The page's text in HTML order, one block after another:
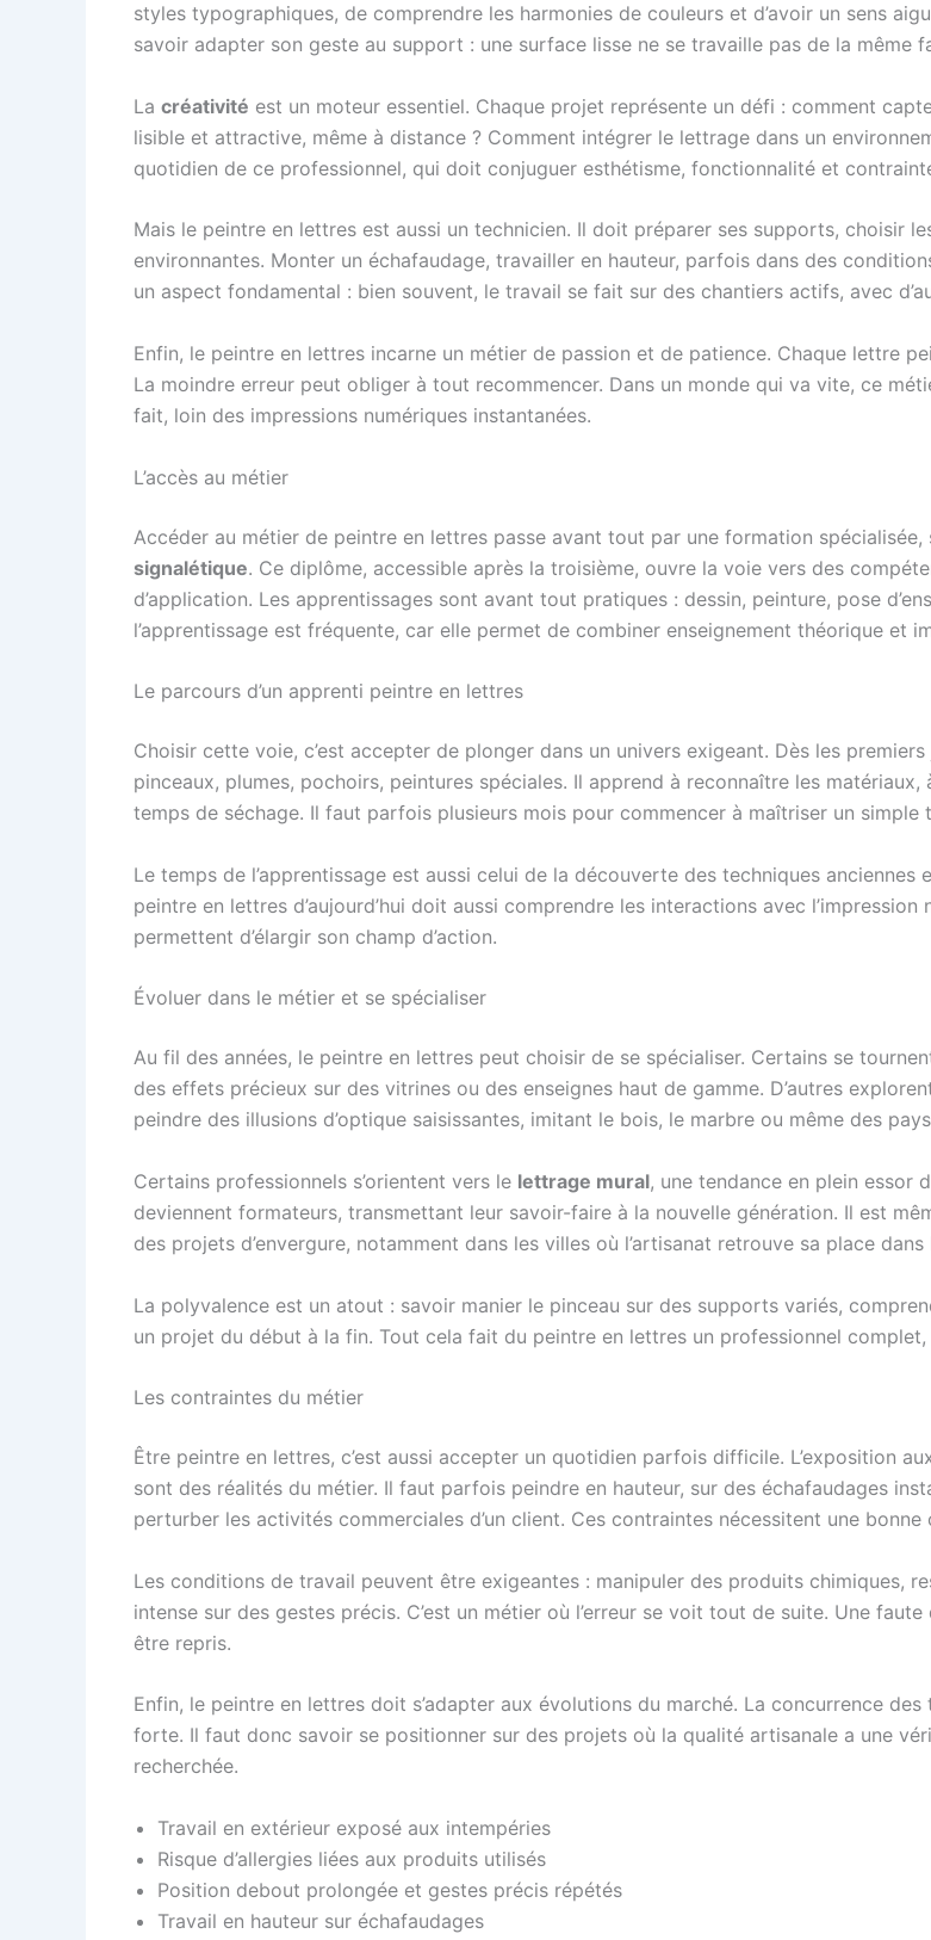
styles typographiques, de comprendre les harmonies de couleurs et d’avoir un sens
savoir adapter son geste au support : une surface lisse ne se travaille pas de la même
La créativité est un moteur essentiel. Chaque projet représente un défi : comment
lisible et attractive, même à distance ? Comment intégrer le lettrage dans un
quotidien de ce professionnel, qui doit conjuguer esthétisme, fonctionnalité et
Mais le peintre en lettres est aussi un technicien. Il doit préparer ses supports, choisir
environnantes. Monter un échafaudage, travailler en hauteur, parfois dans des
un aspect fondamental : bien souvent, le travail se fait sur des chantiers actifs, avec
Enfin, le peintre en lettres incarne un métier de passion et de patience. Chaque lettre
La moindre erreur peut obliger à tout recommencer. Dans un monde qui va vite, ce
fait, loin des impressions numériques instantanées.
L’accès au métier
Accéder au métier de peintre en lettres passe avant tout par une formation spécialisée,
signalétique. Ce diplôme, accessible après la troisième, ouvre la voie vers des
d’application. Les apprentissages sont avant tout pratiques : dessin, peinture, pose
l’apprentissage est fréquente, car elle permet de combiner enseignement théorique et
Le parcours d’un apprenti peintre en lettres
Choisir cette voie, c’est accepter de plonger dans un univers exigeant. Dès les
pinceaux, plumes, pochoirs, peintures spéciales. Il apprend à reconnaître les
temps de séchage. Il faut parfois plusieurs mois pour commencer à maîtriser un
Le temps de l’apprentissage est aussi celui de la découverte des techniques
peintre en lettres d’aujourd’hui doit aussi comprendre les interactions avec
permettent d’élargir son champ d’action.
Évoluer dans le métier et se spécialiser
Au fil des années, le peintre en lettres peut choisir de se spécialiser. Certains se
des effets précieux sur des vitrines ou des enseignes haut de gamme. D’autres
peindre des illusions d’optique saisissantes, imitant le bois, le marbre ou même des
Certains professionnels s’orientent vers le lettrage mural, une tendance en plein essor
deviennent formateurs, transmettant leur savoir-faire à la nouvelle génération. Il est
des projets d’envergure, notamment dans les villes où l’artisanat retrouve sa place dans
La polyvalence est un atout : savoir manier le pinceau sur des supports variés,
un projet du début à la fin. Tout cela fait du peintre en lettres un professionnel
Les contraintes du métier
Être peintre en lettres, c’est aussi accepter un quotidien parfois difficile. L’exposition
sont des réalités du métier. Il faut parfois peindre en hauteur, sur des échafaudages
perturber les activités commerciales d’un client. Ces contraintes nécessitent une
Les conditions de travail peuvent être exigeantes : manipuler des produits chimiques,
intense sur des gestes précis. C’est un métier où l’erreur se voit tout de suite. Une
être repris.
Enfin, le peintre en lettres doit s’adapter aux évolutions du marché. La concurrence
forte. Il faut donc savoir se positionner sur des projets où la qualité artisanale a une
recherchée.
Travail en extérieur exposé aux intempéries
Risque d’allergies liées aux produits utilisés
Position debout prolongée et gestes précis répétés
Travail en hauteur sur échafaudages